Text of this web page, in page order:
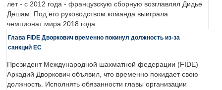
лет - с 2012 года - французскую сборную возглавлял Дидье
Дешам. Под его руководством команда выиграла
чемпионат мира 2018 года.
Глава FIDE Дворкович временно покинул должность из-за
санкций ЕС
Президент Международной шахматной федерации (FIDE)
Аркадий Дворкович объявил, что временно покидает свою
должность. Исполнять обязанности главы организации